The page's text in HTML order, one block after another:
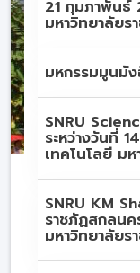
21 กุมภาพันธ์
มหาวิทยาลัย
มหกรรมมูนมั
SNRU
ระหว่างวันที่
เทคโนโลยี ม
SNRU KM
ราชภัฏสกลน
มหาวิทยาลัย